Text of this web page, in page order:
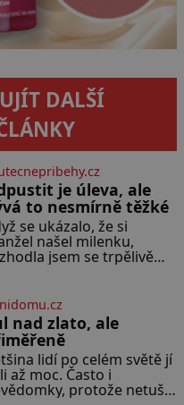
DALŠÍ
je úleva, ale
to nesmírně těžké
se ukázalo, že si
našel milenku,
jsem se trpělivě
Možná je to jedna z
věcí na světě. Ale
kdo s tím má nějaké
se zapřísahá, že
odpustíte, znatelně
uleví. Když se ke
doneslo, že si manžel
nad zlato, ale
lidí po celém světě jí
až moc. Často i
protože netuší,